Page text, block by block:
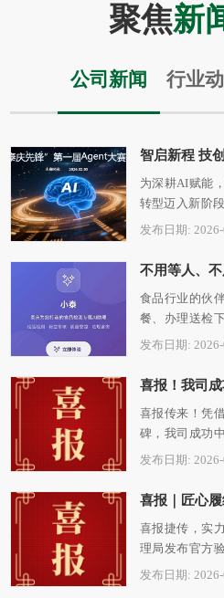
聚焦新
公司新闻 行业
为深耕AI赋能
转型迈入新阶
检测有限公司
发布日期:
食品行业的伙
餐、办理送检
核标签易出疏
发布日期:
喜报传来！凭
碑，我司成功
安全服务中心
发布日期:
喜报捷传，实
理局发布官方
限公司承接的
发布日期: